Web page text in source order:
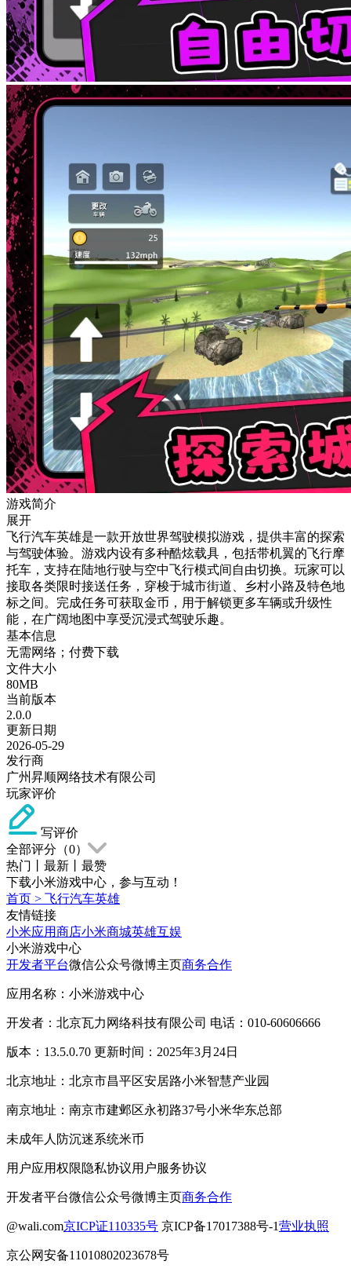
游戏简介
展开
飞行汽车英雄是一款开放世界驾驶模拟游戏，提供丰富的探索
与驾驶体验。游戏内设有多种酷炫载具，包括带机翼的飞行摩
托车，支持在陆地行驶与空中飞行模式间自由切换。玩家可以
接取各类限时接送任务，穿梭于城市街道、乡村小路及特色地
标之间。完成任务可获取金币，用于解锁更多车辆或升级性
能，在广阔地图中享受沉浸式驾驶乐趣。
基本信息
无需网络；付费下载
文件大小
80MB
当前版本
2.0.0
更新日期
2026-05-29
发行商
广州昇顺网络技术有限公司
玩家评价
写评价
全部评分（0）
热门
最新
最赞
下载小米游戏中心，参与互动！
首页 > 飞行汽车英雄
友情链接
小米应用商店小米商城英雄互娱
小米游戏中心
开发者平台微信公众号微博主页商务合作
应用名称：小米游戏中心
开发者：北京瓦力网络科技有限公司 电话：010-60606666
版本：13.5.0.70 更新时间：2025年3月24日
北京地址：北京市昌平区安居路小米智慧产业园
南京地址：南京市建邺区永初路37号小米华东总部
未成年人防沉迷系统米币
用户应用权限隐私协议用户服务协议
开发者平台微信公众号微博主页商务合作
@wali.com京ICP证110335号 京ICP备17017388号-1营业执照
京公网安备11010802023678号